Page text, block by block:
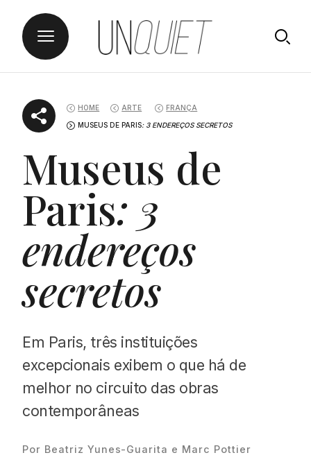
content
HOME ARTE FRANÇA
MUSEUS DE PARIS: 3 ENDEREÇOS SECRETOS
Museus de
Paris: 3
endereços
secretos
Em Paris, três instituições
excepcionais exibem o que há de
melhor no circuito das obras
contemporâneas
Por Beatriz Yunes-Guarita e Marc Pottier